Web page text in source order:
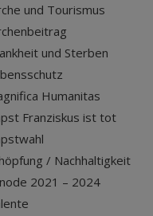
und Tourismus
und Sterben
Humanitas
Franziskus ist tot
/ Nachhaltigkeit
2021 – 2024